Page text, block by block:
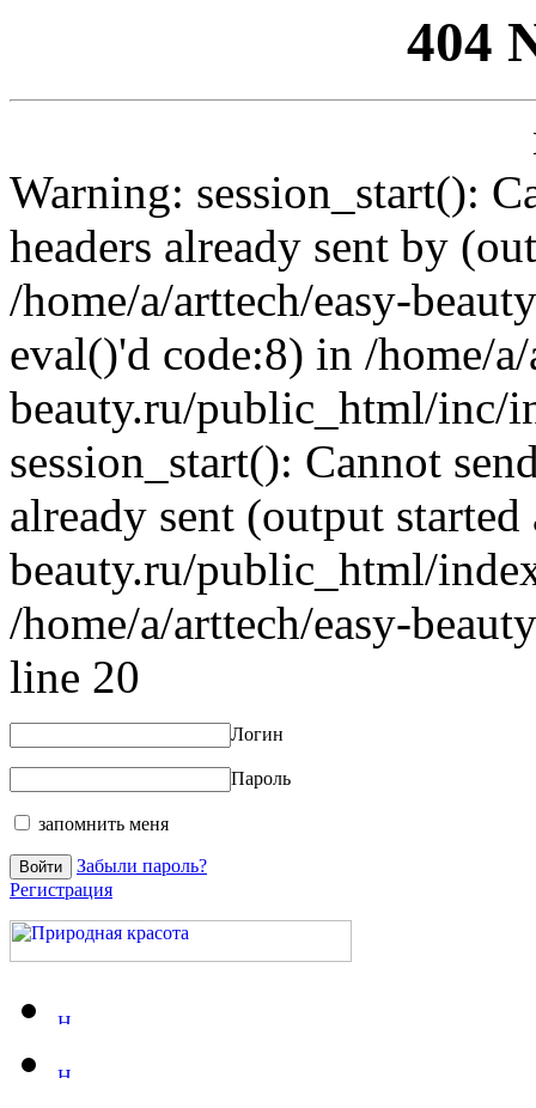
404
Warning: session_start():
headers already sent by
/home/a/arttech/easy-
eval()'d code:8) in /home/
beauty.ru/public_html/inc/
session_start(): Cannot
already sent (output
beauty.ru/public_html/
/home/a/arttech/easy-
line 20
Логин
Пароль
запомнить меня
Забыли пароль?
Регистрация